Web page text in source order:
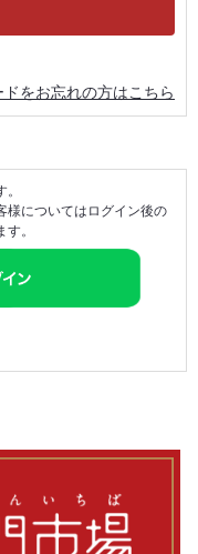
をお忘れの方はこちら
様についてはログイン後の
。